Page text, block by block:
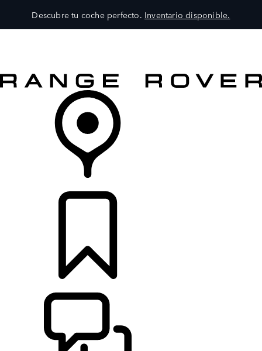
Descubre tu coche perfecto. Inventario disponible.